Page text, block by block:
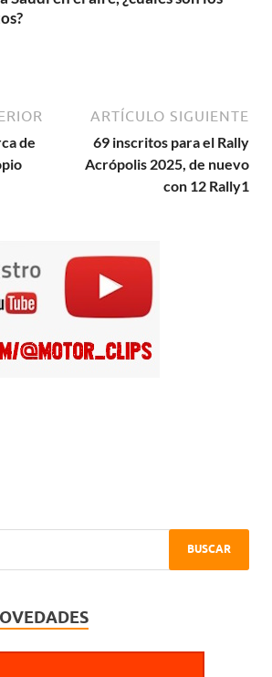
de
ARTÍCULO SIGUIENTE
69 inscritos para el Rally
Acrópolis 2025, de nuevo
con 12 Rally1